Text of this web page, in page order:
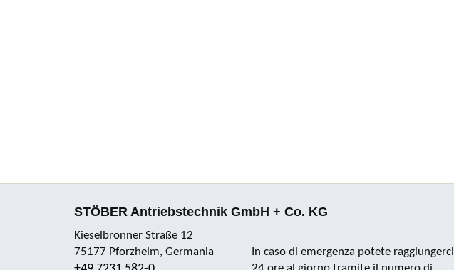
STÖBER Antriebstechnik GmbH + Co. KG
Kieselbronner Straße 12
75177 Pforzheim, Germania
In caso di emergenza potete raggiungerci